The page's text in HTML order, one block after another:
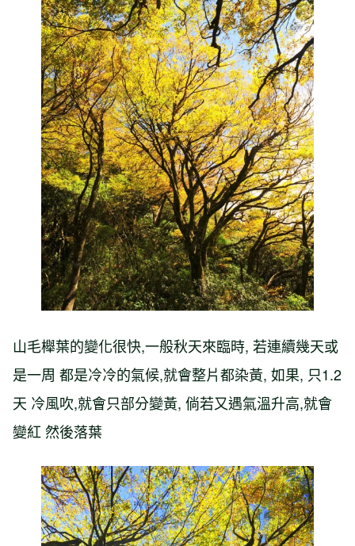
山毛櫸葉的變化很快,一般秋天來臨時, 若連續幾天或
是一周 都是冷冷的氣候,就會整片都染黃, 如果, 只1.2
天 冷風吹,就會只部分變黃, 倘若又遇氣溫升高,就會
變紅 然後落葉